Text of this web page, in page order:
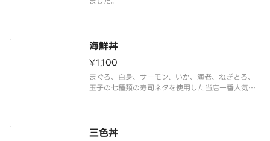
海鮮丼
¥1,100
まぐろ、白身、サーモン、いか、海老、ねぎとろ、
玉子の七種類の寿司ネタを使用した当店一番人気の
三色丼